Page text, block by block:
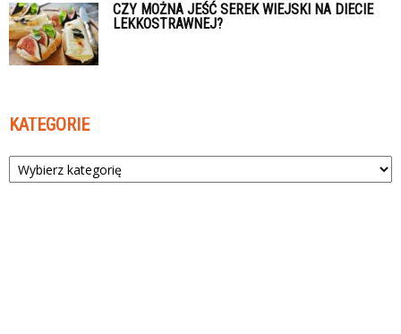
CZY MOŻNA JEŚĆ SEREK WIEJSKI NA DIECIE
LEKKOSTRAWNEJ?
KATEGORIE
Kategorie